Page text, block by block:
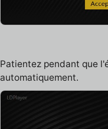
Patientez pendant que
automatiquement.